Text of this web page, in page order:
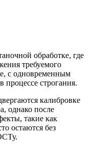
обработке, где
требуемого
с одновременным
процессе строгания.
калибровке
однако после
такие как
остаются без